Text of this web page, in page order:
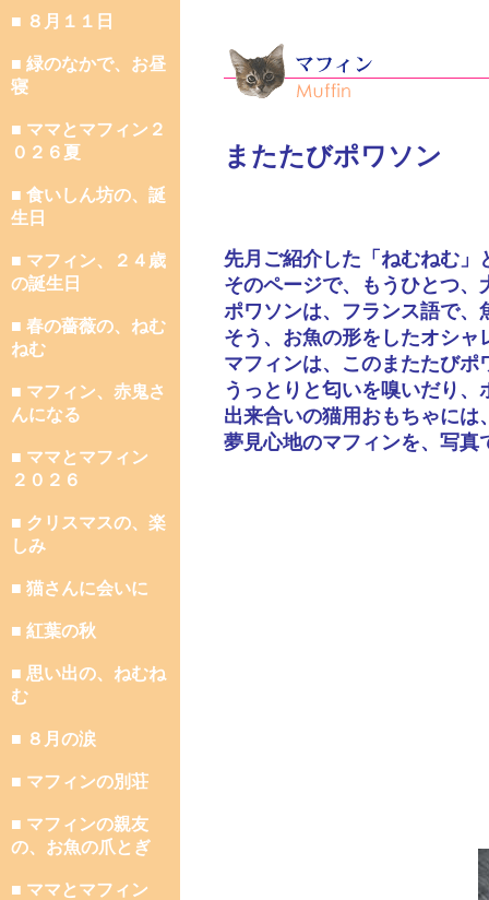
■ ８月１１日
■ 緑のなかで、お昼
寝
■ ママとマフィン２
０２６夏
■ 食いしん坊の、誕
生日
■ マフィン、２４歳
の誕生日
■ 春の薔薇の、ねむ
ねむ
■ マフィン、赤鬼さ
んになる
■ ママとマフィン
２０２６
■ クリスマスの、楽
しみ
■ 猫さんに会いに
■ 紅葉の秋
■ 思い出の、ねむね
む
■ ８月の涙
■ マフィンの別荘
■ マフィンの親友
の、お魚の爪とぎ
■ ママとマフィン
またたびポワソン
先月ご紹介した「ねむねむ」
そのページで、もうひとつ
ポワソンは、フランス語で、
そう、お魚の形をしたオシ
マフィンは、このまたたびポ
うっとりと匂いを嗅いだり
出来合いの猫用おもちゃに
夢見心地のマフィンを、写真